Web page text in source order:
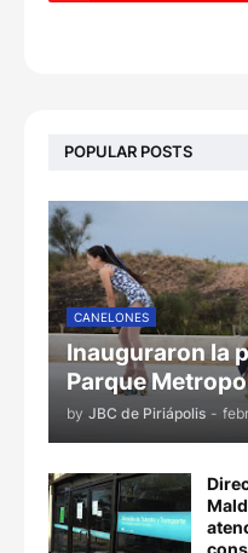
POPULAR POSTS
CANELONES
Inauguraron la
Parque
by JBC de Piriápolis -